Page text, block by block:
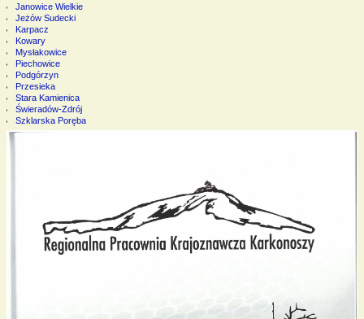
Janowice Wielkie
Jeżów Sudecki
Karpacz
Kowary
Mysłakowice
Piechowice
Podgórzyn
Przesieka
Stara Kamienica
Świeradów-Zdrój
Szklarska Poręba